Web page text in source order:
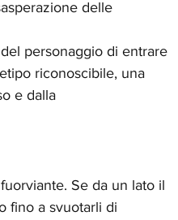
delle
personaggio di entrare
riconoscibile, una
e dalla
Se da un lato il
fino a svuotarli di